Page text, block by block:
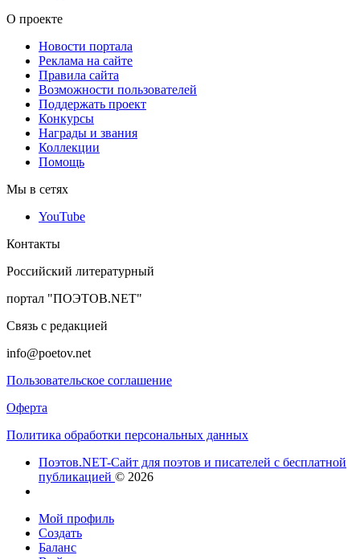
О проекте
Новости портала
Реклама на сайте
Правила сайта
Возможности пользователей
Поддержать проект
Конкурсы
Награды и звания
Коллекции
Помощь
Мы в сетях
YouTube
Контакты
Российский литературный
портал "ПОЭТОВ.NET"
Связь с редакцией
info@poetov.net
Пользовательское соглашение
Оферта
Политика обработки персональных данных
Поэтов.NET-Сайт для поэтов и писателей с бесплатной
публикацией © 2026
Мой профиль
Создать
Баланс